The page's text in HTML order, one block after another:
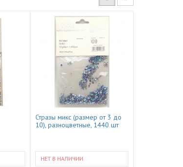
Стразы микс (размер от 3 до
10), разноцветные, 1440 шт
НЕТ В НАЛИЧИИ